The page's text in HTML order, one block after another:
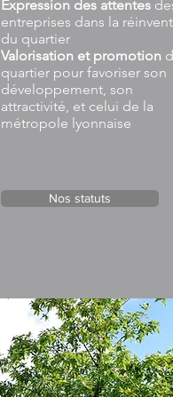
Expression des attentes
entreprises dans la
du quartier
Valorisation et promotion
quartier pour favoriser son
développement, son
attractivité, et celui de la
métropole lyonnaise
Nos statuts